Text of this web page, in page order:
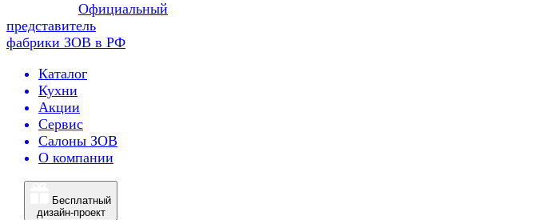
Официальный
представитель
фабрики ЗОВ в РФ
Каталог
Кухни
Акции
Сервис
Салоны ЗОВ
О компании
Бесплатный
дизайн-проект